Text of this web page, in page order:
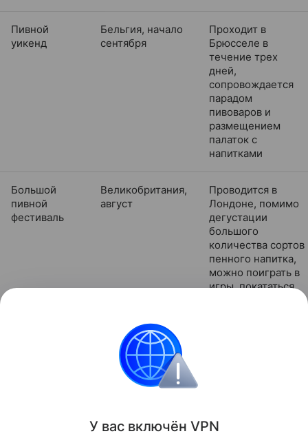
Пивной
уикенд
Бельгия, начало
сентября
Проходит в
Брюсселе в
течение трех
дней,
сопровождается
парадом
пивоваров и
размещением
палаток с
напитками
Большой
пивной
фестиваль
Великобритания,
август
Проводится в
Лондоне, помимо
дегустации
большого
количества сортов
пенного напитка,
можно поиграть в
игры, покататься
Разъясняем
Поделиться
У вас включён VPN